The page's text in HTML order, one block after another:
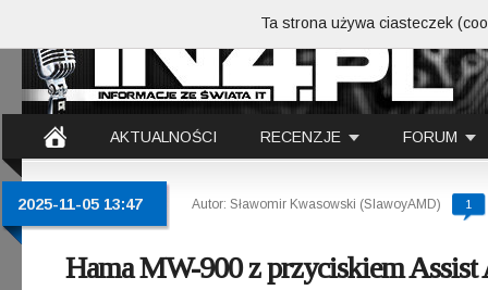
AKTUALNOŚCI RECENZJE FORUM
2025-11-05 13:47 Autor: Sławomir Kwasowski (SlawoyAMD) 1
Hama MW-900 z przyciskiem Assist
Ta strona używa ciasteczek